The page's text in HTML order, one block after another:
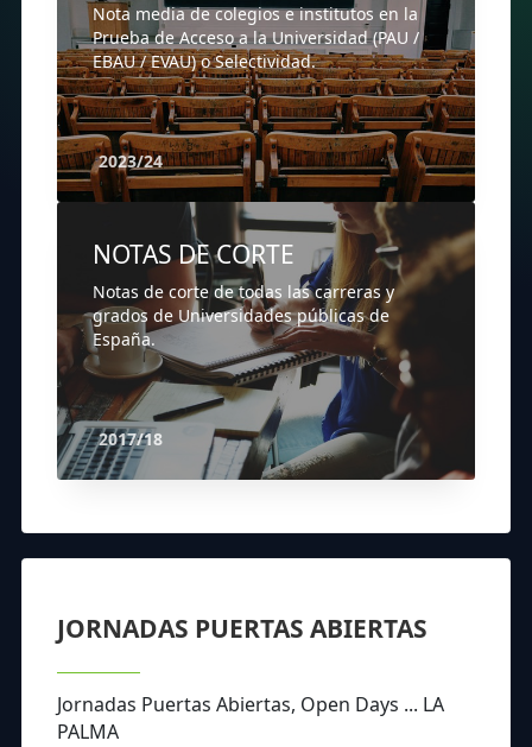
Nota media de colegios e institutos en la
Prueba de Acceso a la Universidad (PAU /
EBAU / EVAU) o Selectividad.
2023/24
NOTAS DE CORTE
Notas de corte de todas las carreras y
grados de Universidades públicas de
España.
2017/18
JORNADAS PUERTAS ABIERTAS
Jornadas Puertas Abiertas, Open Days ... LA
PALMA